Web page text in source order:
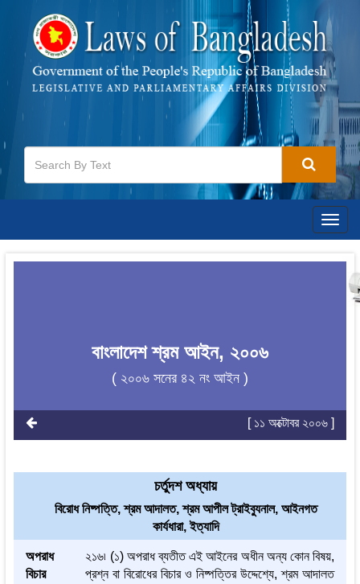
বাংলাদেশ শ্রম আইন, ২০০৬
( ২০০৬ সনের ৪২ নং আইন )
[ ১১ অক্টোবর ২০০৬ ]
চর্তুদশ অধ্যায়
বিরোধ নিষ্পত্তি, শ্রম আদালত, শ্রম আপীল ট্রাইব্যুনাল, আইনগত
কার্যধারা, ইত্যাদি
অপরাধ
বিচার
২১৬৷ (১) অপরাধ ব্যতীত এই আইনের অধীন অন্য কোন বিষয়,
প্রশ্ন বা বিরোধের বিচার ও নিষ্পত্তির উদ্দেশ্যে, শ্রম আদালত